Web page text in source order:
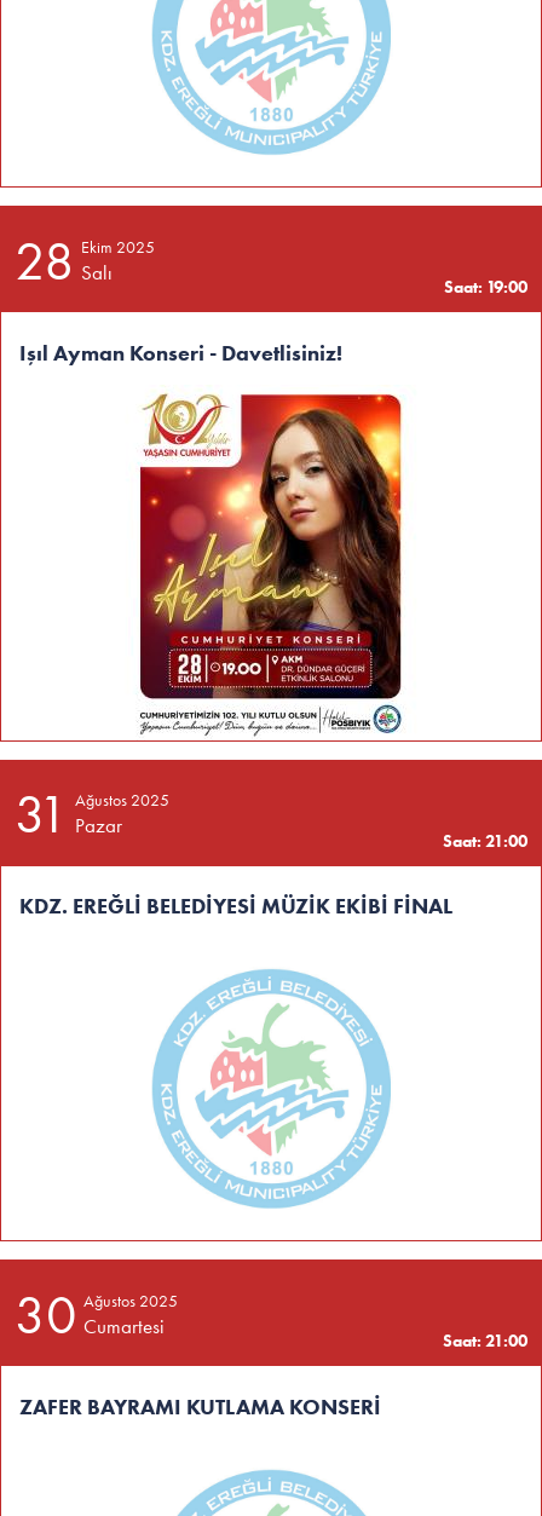
28 Ekim 2025
Salı
Saat: 19:00
Işıl Ayman Konseri - Davetlisiniz!
31 Ağustos 2025
Pazar
Saat: 21:00
KDZ. EREĞLİ BELEDİYESİ MÜZİK EKİBİ FİNAL
30 Ağustos 2025
Cumartesi
Saat: 21:00
ZAFER BAYRAMI KUTLAMA KONSERİ